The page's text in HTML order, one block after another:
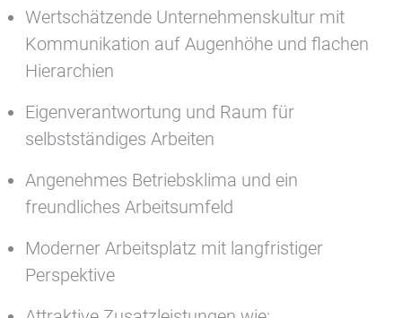
Wertschätzende Unternehmenskultur mit
Kommunikation auf Augenhöhe und flachen
Hierarchien
Eigenverantwortung und Raum für
selbstständiges Arbeiten
Angenehmes Betriebsklima und ein
freundliches Arbeitsumfeld
Moderner Arbeitsplatz mit langfristiger
Perspektive